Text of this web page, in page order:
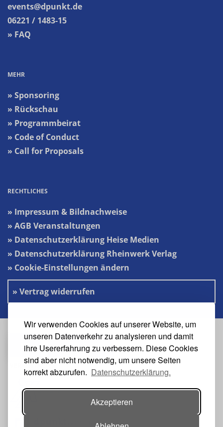
Wir verwenden Cookies auf unserer Website, um
unseren Datenverkehr zu analysieren und damit
ihre Usererfahrung zu verbessern. Diese Cookies
sind aber nicht notwendig, um unsere Seiten
korrekt abzurufen. Datenschutzerklärung.
Akzeptieren
events@dpunkt.de
06221 / 1483-15
» FAQ
MEHR
» Sponsoring
» Rückschau
» Programmbeirat
» Code of Conduct
» Call for Proposals
RECHTLICHES
» Impressum & Bildnachweise
» AGB Veranstaltungen
» Datenschutzerklärung Heise Medien
» Datenschutzerklärung Rheinwerk Verlag
» Cookie-Einstellungen ändern
» Vertrag widerrufen
#s2n-heise
VERANSTALTER